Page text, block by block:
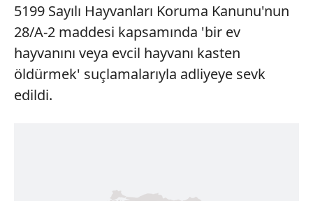
5199 Sayılı Hayvanları Koruma Kanunu'nun
28/A-2 maddesi kapsamında 'bir ev
hayvanını veya evcil hayvanı kasten
öldürmek' suçlamalarıyla adliyeye sevk
edildi.